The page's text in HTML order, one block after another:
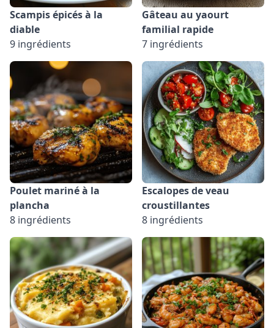
Scampis épicés à la
diable
9 ingrédients
Gâteau au yaourt
familial rapide
7 ingrédients
Poulet mariné à la
plancha
8 ingrédients
Escalopes de veau
croustillantes
8 ingrédients